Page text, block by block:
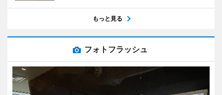
もっと見る
フォトフラッシュ